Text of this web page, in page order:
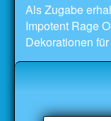
Als Zugabe
Impotent Rage
Dekorationen